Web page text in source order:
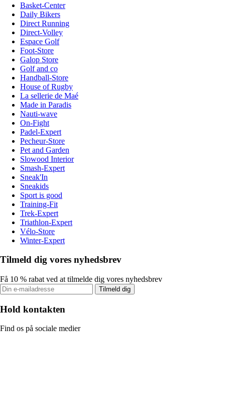
Basket-Center
Daily Bikers
Direct Running
Direct-Volley
Espace Golf
Foot-Store
Galop Store
Golf and co
Handball-Store
House of Rugby
La sellerie de Maé
Made in Paradis
Nauti-wave
On-Fight
Padel-Expert
Pecheur-Store
Pet and Garden
Slowood Interior
Smash-Expert
Sneak'In
Sneakids
Sport is good
Training-Fit
Trek-Expert
Triathlon-Expert
Vélo-Store
Winter-Expert
Tilmeld dig vores nyhedsbrev
Få 10 % rabat ved at tilmelde dig vores nyhedsbrev
Tilmeld dig
Hold kontakten
Find os på sociale medier